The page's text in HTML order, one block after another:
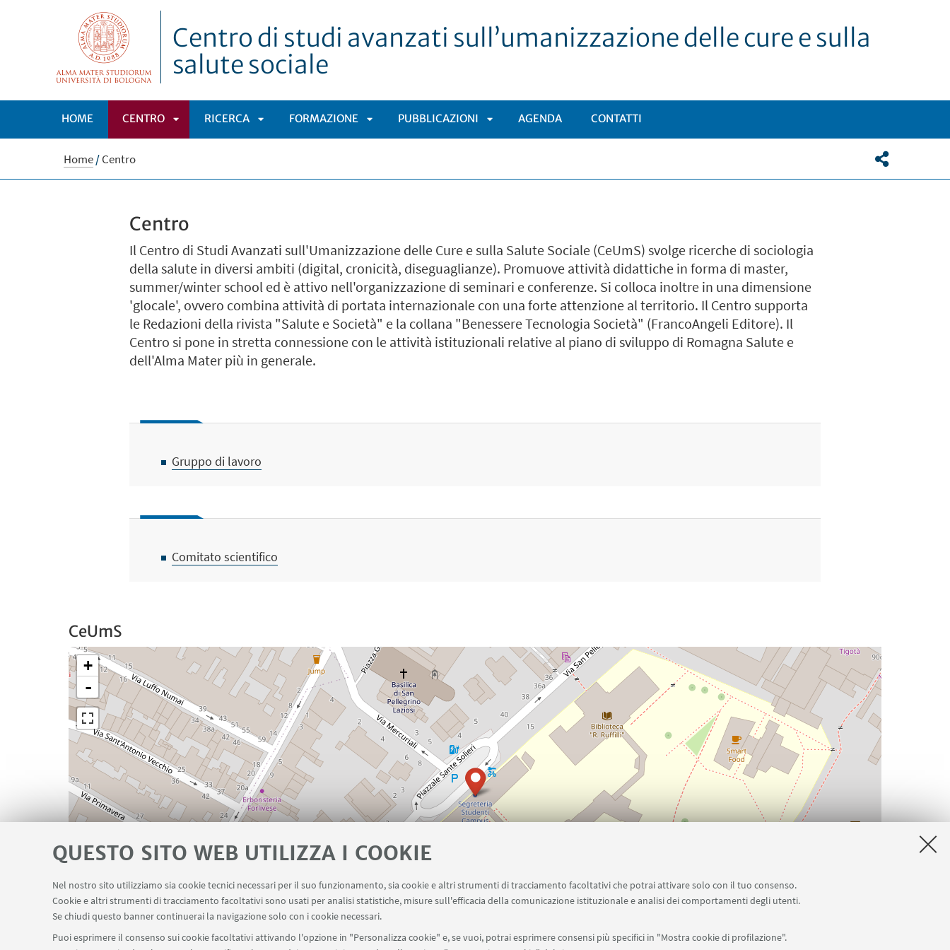
QUESTO SITO WEB UTILIZZA I COOKIE
Nel nostro sito utilizziamo sia cookie tecnici necessari per il suo funzionamento, sia cookie e altri strumenti di tracciamento facoltativi che potrai attivare solo con il tuo consenso.
Cookie e altri strumenti di tracciamento facoltativi sono usati per analisi statistiche, misure sull'efficacia della comunicazione istituzionale e analisi dei comportamenti degli utenti.
Se chiudi questo banner continuerai la navigazione solo con i cookie necessari.
Puoi esprimere il consenso sui cookie facoltativi attivando l'opzione in "Personalizza cookie" e, se vuoi, potrai esprimere consensi più specifici in "Mostra cookie di profilazione".
Centro di studi avanzati sull’umanizzazione delle cure e sulla
salute sociale
HOME CENTRO RICERCA FORMAZIONE PUBBLICAZIONI AGENDA CONTATTI
Home/Centro
Centro
Il Centro di Studi Avanzati sull'Umanizzazione delle Cure e sulla Salute Sociale (CeUmS) svolge ricerche di sociologia
della salute in diversi ambiti (digital, cronicità, diseguaglianze). Promuove attività didattiche in forma di master,
summer/winter school ed è attivo nell'organizzazione di seminari e conferenze. Si colloca inoltre in una dimensione
'glocale', ovvero combina attività di portata internazionale con una forte attenzione al territorio. Il Centro supporta
le Redazioni della rivista "Salute e Società" e la collana "Benessere Tecnologia Società" (FrancoAngeli Editore). Il
Centro si pone in stretta connessione con le attività istituzionali relative al piano di sviluppo di Romagna Salute e
dell'Alma Mater più in generale.
Gruppo di lavoro
Comitato scientifico
CeUmS
+
-
Leaflet